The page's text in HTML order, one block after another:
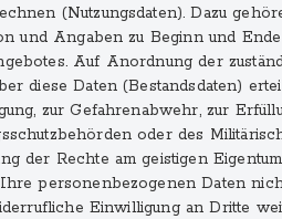
(Nutzungsdaten). Dazu
und Angaben zu Beginn und
Auf Anordnung der
diese Daten (Bestandsdaten)
zur Gefahrenabwehr, zur
oder des
der Rechte am geistigen
personenbezogenen Daten
Einwilligung an Dritte